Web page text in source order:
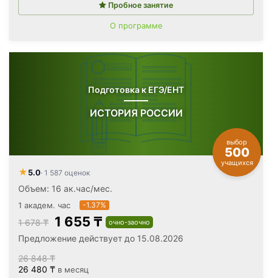
Пробное занятие
О программе
Подготовка к ЕГЭ/ЕНТ
ИСТОРИЯ РОССИИ
выбор
500
учащихся
★5.0· 1 587 оценок
Объем: 16 ак.час/мес.
1 академ. час -1.37%
1 678 ₸ 1 655 ₸ очно-заочно
Предложение действует до 15.08.2026
26 848 ₸
26 480 ₸ в месяц